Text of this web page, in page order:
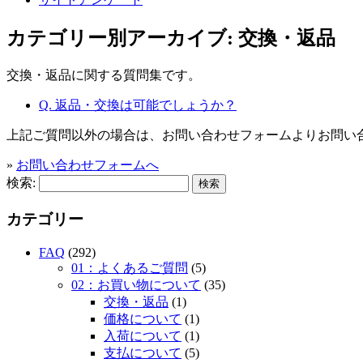
カテゴリー別アーカイブ: 交換・返品
交換・返品に関する質問集です。
Q. 返品・交換は可能でしょうか？
上記ご質問以外の場合は、お問い合わせフォームよりお問い
» お問い合わせフォームへ
検索:
カテゴリー
FAQ (292)
01：よくあるご質問 (5)
02：お買い物について (35)
交換・返品 (1)
価格について (1)
入荷について (1)
支払について (5)